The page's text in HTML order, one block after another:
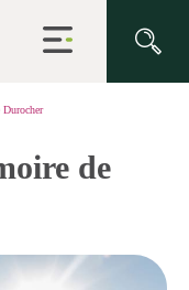
Ouvrir
la
Durocher
de